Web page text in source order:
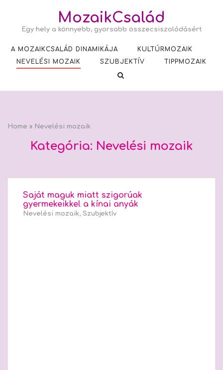
content
MozaikCsalád
Egy hely a könnyebb, gyorsabb összecsiszolódásért
A MOZAIKCSALÁD DINAMIKÁJA
KULTÚRMOZAIK
NEVELÉSI MOZAIK
SZUBJEKTÍV TIPPMOZAIK
Home » Nevelési mozaik
Kategória: Nevelési mozaik
Saját maguk miatt szigorúak
gyermekeikkel a kínai anyák
Nevelési mozaik, Szubjektív